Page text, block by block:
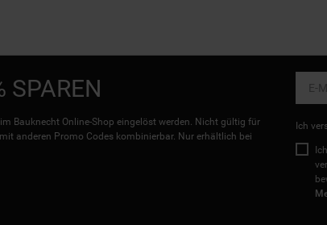
SPAREN
Bauknecht Online-Shop eingelöst werden. Nicht gültig für
anderen Promo Codes kombinierbar. Nur erhältlich bei
Ich